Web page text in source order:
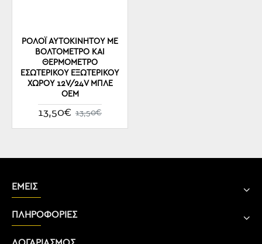
ΡΟΛΌΙ ΑΥΤΟΚΙΝΉΤΟΥ ΜΕ
ΒΟΛΤΌΜΕΤΡΟ ΚΑΙ
ΘΕΡΜΟΜΕΤΡΟ
ΕΣΩΤΕΡΙΚΟΥ ΕΞΩΤΕΡΙΚΟΥ
ΧΩΡΟΥ 12V/24V ΜΠΛΕ
OEM
13,50€ 13,50€
ΕΜΕΙΣ
ΠΛΗΡΟΦΟΡΙΕΣ